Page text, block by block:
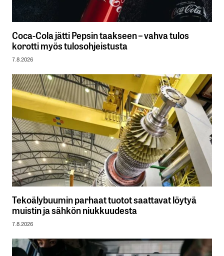
Coca-Cola jätti Pepsin taakseen – vahva tulos
korotti myös tulosohjeistusta
7.8.2026
Tekoälybuumin parhaat tuotot saattavat löytyä
muistin ja sähkön niukkuudesta
7.8.2026